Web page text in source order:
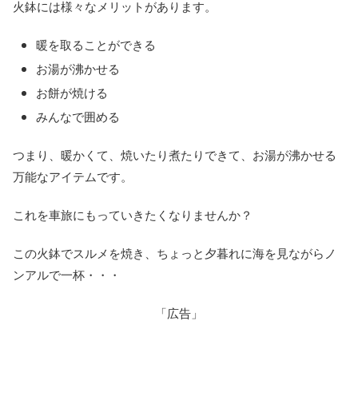
火鉢には様々なメリットがあります。
暖を取ることができる
お湯が沸かせる
お餅が焼ける
みんなで囲める
つまり、暖かくて、焼いたり煮たりできて、お湯が沸かせる
万能なアイテムです。
これを車旅にもっていきたくなりませんか？
この火鉢でスルメを焼き、ちょっと夕暮れに海を見ながらノ
ンアルで一杯・・・
「広告」